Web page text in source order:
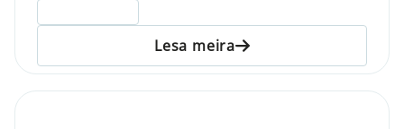
Lesa meira